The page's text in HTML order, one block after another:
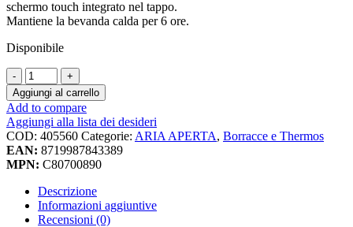
schermo touch integrato nel tappo.
Mantiene la bevanda calda per 6 ore.
Disponibile
Borraccia
termica
in
acciaio
inox
con
termometro
-
lt.
0,45
quantità
Aggiungi al carrello
Add to compare
Aggiungi alla lista dei desideri
COD: 405560 Categorie: ARIA APERTA, Borracce e Thermos
EAN: 8719987843389
MPN: C80700890
Descrizione
Informazioni aggiuntive
Recensioni (0)